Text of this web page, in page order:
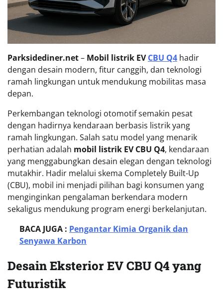
Parksidediner.net– Mobil listrik EVCBU Q4 hadir
dengan desain modern, fitur canggih, dan teknologi
ramah lingkungan untuk mendukung mobilitas masa
depan.
Perkembangan teknologi otomotif semakin pesat
dengan hadirnya kendaraan berbasis listrik yang
ramah lingkungan. Salah satu model yang menarik
perhatian adalah mobil listrik EV CBU Q4, kendaraan
yang menggabungkan desain elegan dengan teknologi
mutakhir. Hadir melalui skema Completely Built-Up
(CBU), mobil ini menjadi pilihan bagi konsumen yang
menginginkan pengalaman berkendara modern
sekaligus mendukung program energi berkelanjutan.
BACA JUGA : Pengantar Kimia Organik dan
Senyawa Karbon
Desain Eksterior EV CBU Q4 yang
Futuristik